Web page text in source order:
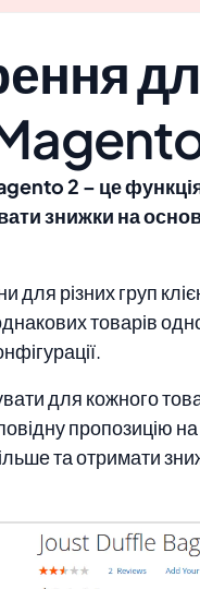
2 – це
знижки на
різних груп
товарів
для кожного
пропозицію на
та отримати